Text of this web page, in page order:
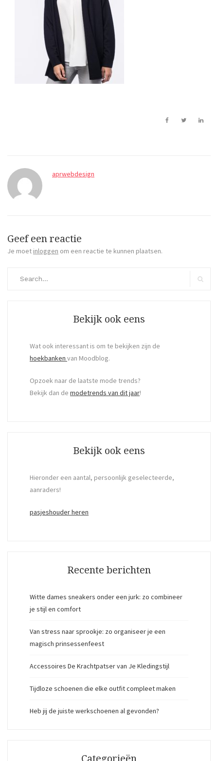
aprwebdesign
Geef een reactie
Je moet inloggen om een reactie te kunnen plaatsen.
Bekijk ook eens
Wat ook interessant is om te bekijken zijn de
hoekbanken van Moodblog.
Opzoek naar de laatste mode trends?
Bekijk dan de modetrends van dit jaar!
Bekijk ook eens
Hieronder een aantal, persoonlijk geselecteerde,
aanraders!
pasjeshouder heren
Recente berichten
Witte dames sneakers onder een jurk: zo combineer
je stijl en comfort
Van stress naar sprookje: zo organiseer je een
magisch prinsessenfeest
Accessoires De Krachtpatser van Je Kledingstijl
Tijdloze schoenen die elke outfit compleet maken
Heb jij de juiste werkschoenen al gevonden?